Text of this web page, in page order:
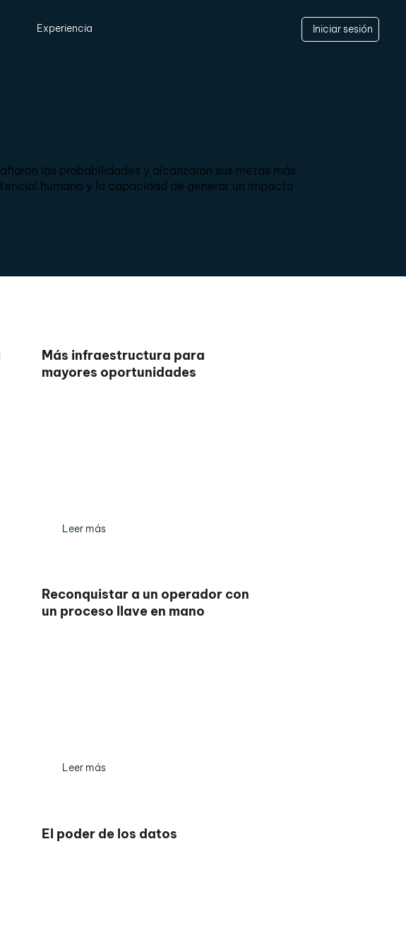
Experiencia Iniciar sesión
las probabilidades y alcanzaron sus metas más
humano y la capacidad de generar un impacto
Más infraestructura para
mayores oportunidades
Leer más
Reconquistar a un operador con
un proceso llave en mano
Leer más
El poder de los datos